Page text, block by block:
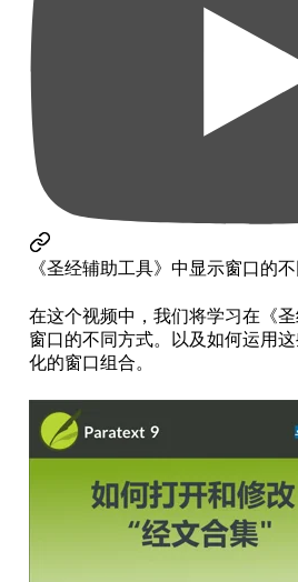
《圣经辅助工具》中显示窗口的
在这个视频中，我们将学习在《
窗口的不同方式。以及如何运用
化的窗口组合。